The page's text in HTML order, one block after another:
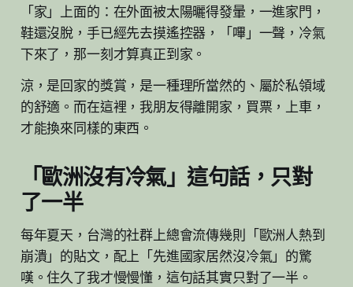
「家」上面的：在外面被太陽曬得發暈，一進家門，
鞋還沒脫，手已經先去摸遙控器，「嗶」一聲，冷氣
下來了，那一刻才算真正到家。
涼，是回家的獎賞，是一種理所當然的、屬於私領域
的舒適。而在這裡，我朋友得離開家，買票，上車，
才能換來同樣的東西。
「歐洲沒有冷氣」這句話，只對
了一半
每年夏天，台灣的社群上總會流傳幾則「歐洲人熱到
崩潰」的貼文，配上「先進國家居然沒冷氣」的驚
嘆。住久了我才慢慢懂，這句話其實只對了一半。